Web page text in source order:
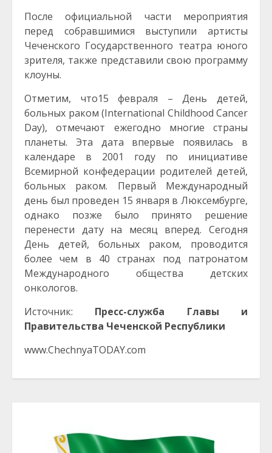
После официальной части мероприятия
перед собравшимися выступили артисты
Чеченского Государственного театра юного
зрителя, также представили свою программу
клоуны.
Отметим, что15 февраля – День детей,
больных раком (International Childhood Cancer
Day), отмечают ежегодно многие страны
планеты. Эта дата впервые появилась в
календаре в 2001 году по инициативе
Всемирной конфедерации родителей детей,
больных раком. Первый Международный
день был проведен 15 января в Люксембурге,
однако позже было принято решение
перенести дату на месяц вперед. Сегодня
День детей, больных раком, проводится
более чем в 40 странах под патронатом
Международного общества детских
онкологов.
Источник: Пресс-служба Главы и
Правительства Чеченской Республики
www.ChechnyaTODAY.com